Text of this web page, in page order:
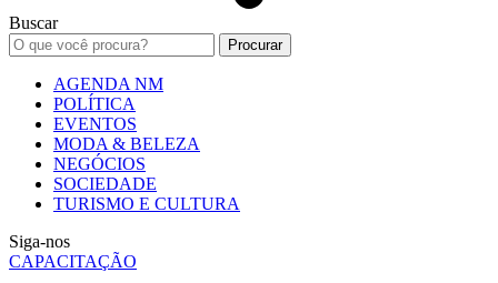
Buscar
AGENDA NM
POLÍTICA
EVENTOS
MODA & BELEZA
NEGÓCIOS
SOCIEDADE
TURISMO E CULTURA
Siga-nos
CAPACITAÇÃO